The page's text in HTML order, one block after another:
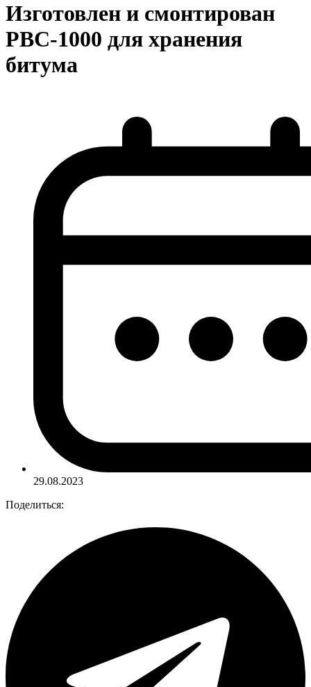
Изготовлен и смонтирован
РВС-1000 для хранения
битума
29.08.2023
Поделиться: